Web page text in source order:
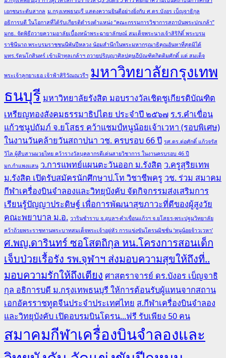
เอกชนระดับสากล ม.กรุงเทพธนบุรี แสดงความยินดีอย่างยิ่งกับ ศ.ดร.บังอร เบ็ญจาธิกุล
อธิการบดี ในโอกาสที่ได้รับเกียรติดำรงตำแหน่ง “คณะกรรมการวิชาการสถาบันพระปกเกล้า”
มกธ. จัดพิธีถวายความอาลัยเบื้องหน้าพระฉายาลักษณ์ สมเด็จพระนางเจ้าสิริกิติ์ พระบรม
ราชินีนาถ พระบรมราชชนนีพันปีหลวง น้อมสำนึกในพระมหากรุณาธิคุณอันหาที่สุดมิได้
มทร.รัตนโกสินทร์ เข้าเฝ้าทูลเกล้าฯ ถวายปริญญาศิลปดุษฎีบัณฑิตกิตติมศักดิ์ แด่ สมเด็จ
พระเจ้าลูกยาเธอ เจ้าฟ้าสิริวัณณวรีฯ มหาวิทยาลัยกรุงเทพ
ธนบุรี มหาวิทยาลัยรังสิต มอบรางวัลเชิดชูเกียรติบัณฑิต
เหรียญทองสังคมธรรมาธิปไตย ประจำปี ๒๕๖๗ ร.ร.คำเขื่อน
แก้วชนูปถัมภ์ จ.ยโสธร คว้าแชมป์หนูน้อยเจ้าเวหา (รอบพิเศษ)
ในงานวันคล้ายวันสถาปนา วช. ครบรอบ 66 ปี รศ.ดร.ต่อศักดิ์ แก้วจรัส
วิไล ผู้สืบสานมวยไทย คว้ารางวัลบุคลากรดีเด่นสายวิชาการ ในงานครบรอบ 46 ปี
มก.กำแพงแสน ว.การแพทย์แผนตะวันออก ม.รังสิต ว.ครูสุริยเทพ
ม.รังสิต เปิดรับสมัครนักศึกษาป.โท วิชาชีพครู วช. ร่วม สมาคม
กีฬาเครื่องบินจำลองและวิทยุบังคับ จัดกิจกรรมส่งเสริมการ
เรียนรู้ปัญญาประดิษฐ์ เพื่อการพัฒนาสุขภาวะที่ดีของผู้สูงวัย
คณะพยาบาล ม.อ. วารินชำราบ จ.อุบลฯ-คำเขื่อนแก้วฯ จ.ยโสธร-พระปฐมวิทยาลัย
คว้าถ้วยพระราชทานพระบาทสมเด็จพระเจ้าอยู่หัว การแข่งขันโดรนมิชชั่น ‘หนูน้อยจ้าวเวหา’
ศ.พญ.ดารินทร์ ซอโสตถิกุล หน.โครงการสอนเด็ก
เจ็บป่วยเรื้อรัง รพ.จุฬาฯ ส่งมอบความสุขให้ถึงที่..
มอบความรักให้ถึงเตียง ศาสตราจารย์ ดร.บังอร เบ็ญจาธิ
กุล อธิการบดี ม.กรุงเทพธนบุรี ให้การต้อนรับผู้แทนจากสถาน
เอกอัครราชทูตจีนประจำประเทศไทย ส.กีฬาเครื่องบินจำลอง
และวิทยุบังคับ เปิดอบรมบินโดรน...ฟรี รับเพียง 50 คน
สมาคมกีฬาเครื่องบินจำลองและ